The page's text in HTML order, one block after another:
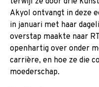
Akyol ontvangt in deze
in januari met haar
overstap maakte naar
openhartig over onder
carrière, en hoe ze die
moederschap.